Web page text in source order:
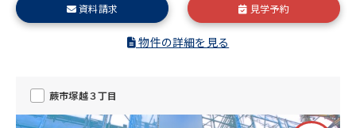
資料請求 見学予約
物件の詳細を見る
蕨市塚越３丁目